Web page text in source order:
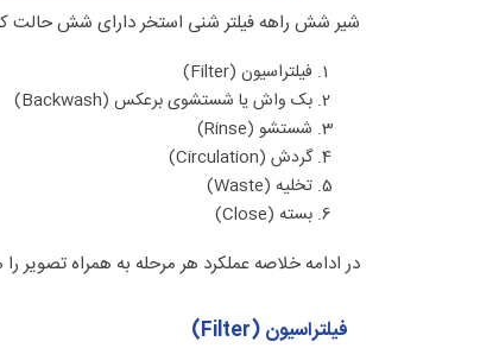
شیر شش راهه فیلتر شنی استخر دارای شش حالت
فیلتراسیون (Filter)
بک واش یا شستشوی برعکس (Backwash)
شستشو (Rinse)
گردش (Circulation)
تخلیه (Waste)
بسته (Close)
در ادامه خلاصه عملکرد هر مرحله به همراه تصویر را
فیلتراسیون (Filter)